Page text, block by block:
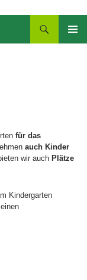
für das
auch Kinder
wir auch Plätze
Kindergarten